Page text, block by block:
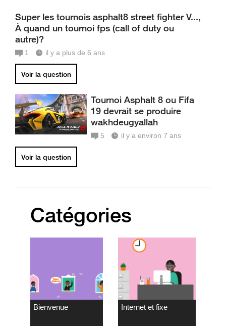
Super les tournois asphalt8 street fighter V...,
À quand un tournoi fps (call of duty ou
autre)?
1 il y a plus de 6 ans
Voir la question
Tournoi Asphalt 8 ou Fifa
19 devrait se produire
wakhdeugyallah
5 il y a environ 7 ans
Voir la question
Catégories
Bienvenue Internet et fixe